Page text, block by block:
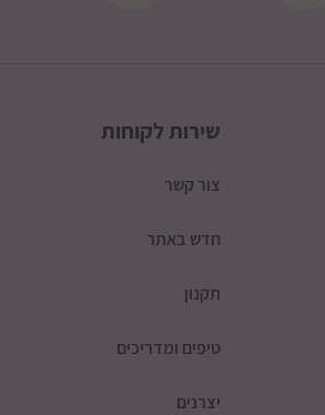
שירות לקוחות
צור קשר
חדש באתר
תקנון
טיפים ומדריכים
יצרנים